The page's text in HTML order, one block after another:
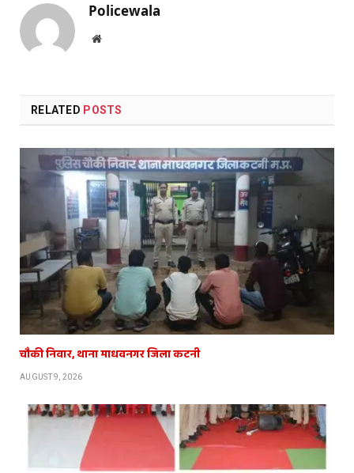
Policewala
Website
RELATED POSTS
चौकी निवार, थाना माधवनगर जिला कटनी
AUGUST 9, 2026